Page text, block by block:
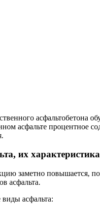
асфальте процентное
их характеристика
заметно повышается,
асфальта.
асфальта: